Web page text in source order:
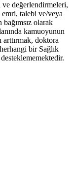
değerlendirmeleri,
talebi ve/veya
bağımsız olarak
kamuoyunun
arttırmak, doktora
bir Sağlık